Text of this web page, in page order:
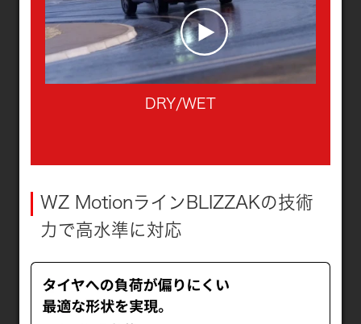
DRY/WET
WZ MotionラインBLIZZAKの技術
力で高水準に対応